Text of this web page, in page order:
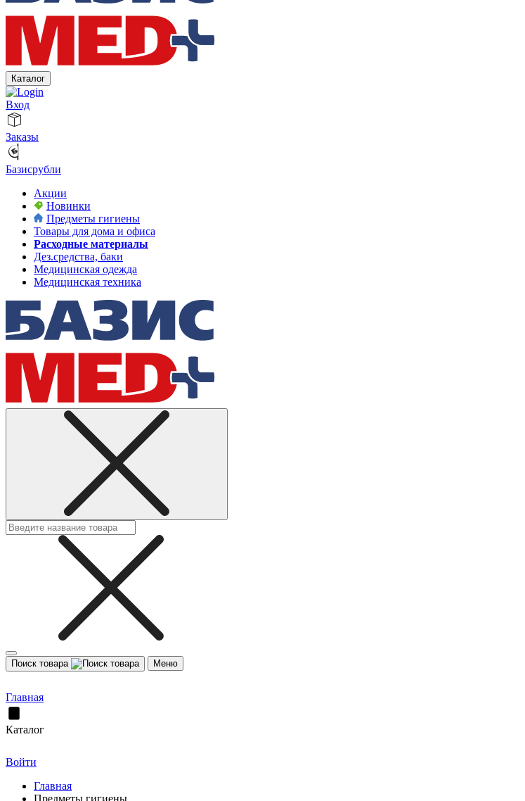
Каталог
Вход
Заказы
Базисрубли
Акции
Новинки
Предметы гигиены
Товары для дома и офиса
Расходные материалы
Дез.средства, баки
Медицинская одежда
Медицинская техника
Поиск товара Меню
Главная
Каталог
Войти
Главная
Предметы гигиены